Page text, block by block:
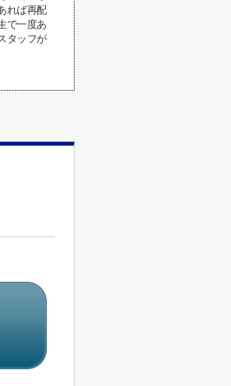
れば再配
で一度あ
タッフが